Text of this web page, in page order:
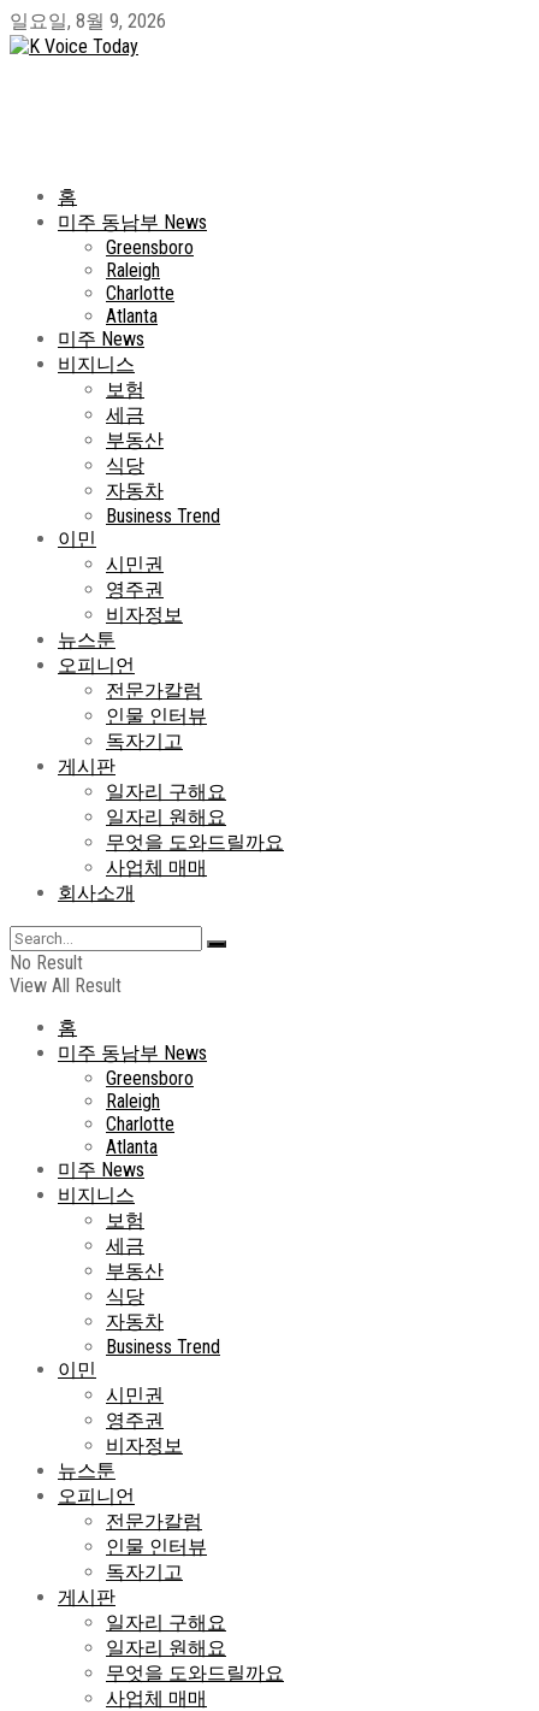
일요일, 8월 9, 2026
홈
미주 동남부 News
Greensboro
Raleigh
Charlotte
Atlanta
미주 News
비지니스
보험
세금
부동산
식당
자동차
Business Trend
이민
시민권
영주권
비자정보
뉴스툰
오피니언
전문가칼럼
인물 인터뷰
독자기고
게시판
일자리 구해요
일자리 원해요
무엇을 도와드릴까요
사업체 매매
회사소개
No Result
View All Result
홈
미주 동남부 News
Greensboro
Raleigh
Charlotte
Atlanta
미주 News
비지니스
보험
세금
부동산
식당
자동차
Business Trend
이민
시민권
영주권
비자정보
뉴스툰
오피니언
전문가칼럼
인물 인터뷰
독자기고
게시판
일자리 구해요
일자리 원해요
무엇을 도와드릴까요
사업체 매매